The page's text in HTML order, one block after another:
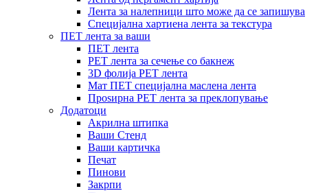
Лента за налепници што може да се запишува
Специјална хартиена лента за текстура
ПЕТ лента за ваши
ПЕТ лента
PET лента за сечење со бакнеж
3D фолија PET лента
Мат ПЕТ специјална маслена лента
Проѕирна PET лента за преклопување
Додатоци
Акрилна штипка
Ваши Стенд
Ваши картичка
Печат
Пинови
Закрпи